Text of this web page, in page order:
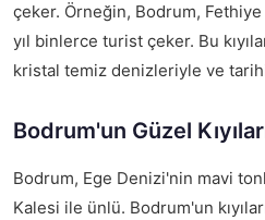
çeker. Örneğin, Bodrum,
yıl binlerce turist çeker. Bu
kristal temiz denizleriyle ve
Bodrum'un Güzel
Bodrum, Ege Denizi'nin mavi
Kalesi ile ünlü. Bodrum'un